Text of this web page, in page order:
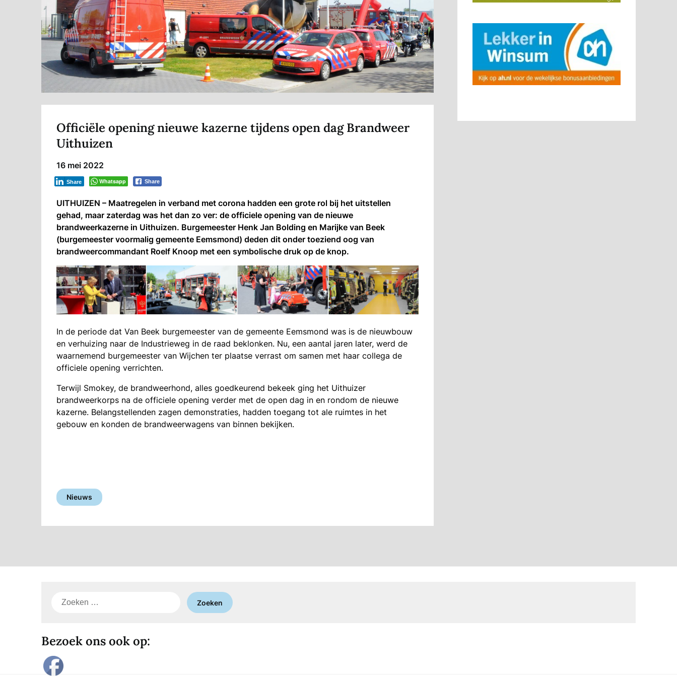
Officiële opening nieuwe kazerne tijdens open dag Brandweer
Uithuizen
16 mei 2022
Whatsapp Share
Share
UITHUIZEN – Maatregelen in verband met corona hadden een grote rol bij het uitstellen
gehad, maar zaterdag was het dan zo ver: de officiele opening van de nieuwe
brandweerkazerne in Uithuizen. Burgemeester Henk Jan Bolding en Marijke van Beek
(burgemeester voormalig gemeente Eemsmond) deden dit onder toeziend oog van
brandweercommandant Roelf Knoop met een symbolische druk op de knop.
In de periode dat Van Beek burgemeester van de gemeente Eemsmond was is de nieuwbouw
en verhuizing naar de Industrieweg in de raad beklonken. Nu, een aantal jaren later, werd de
waarnemend burgemeester van Wijchen ter plaatse verrast om samen met haar collega de
officiele opening verrichten.
Terwijl Smokey, de brandweerhond, alles goedkeurend bekeek ging het Uithuizer
brandweerkorps na de officiele opening verder met de open dag in en rondom de nieuwe
kazerne. Belangstellenden zagen demonstraties, hadden toegang tot ale ruimtes in het
gebouw en konden de brandweerwagens van binnen bekijken.
Nieuws
Zoeken
Bezoek ons ook op: